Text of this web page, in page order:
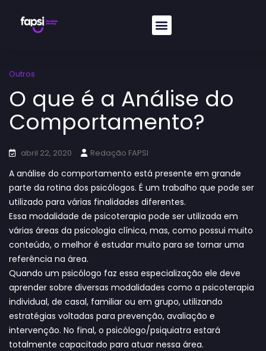
Outros
O que é a Análise do
Comportamento?
abril 22, 2020 Redação FAPSI
A análise do comportamento está presente em grande
parte da rotina dos psicólogos. É um trabalho que pode ser
utilizado para várias finalidades diferentes.
Essa modalidade de psicoterapia pode ser utilizada em
várias áreas da psicologia clínica, mas, como possui muito
conteúdo, o melhor é estudar muito para se tornar uma
referência na área.
Quando um psicólogo faz essa especialização ele deve
aprender sobre diversas modalidades como a psicoterapia
individual, de casal, familiar ou em grupo, utilizando
estratégias voltadas para prevenção, avaliação e
intervenção. No final, o psicólogo/psiquiatra estará
totalmente capacitado para atuar nessa área.